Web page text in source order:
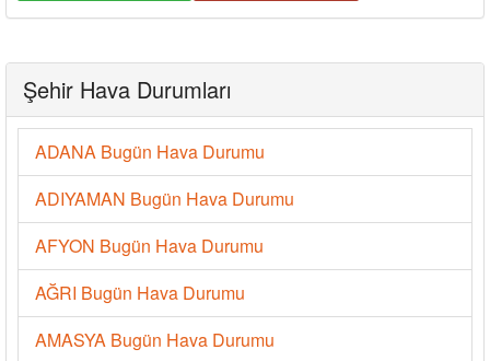
Şehir Hava Durumları
ADANA Bugün Hava Durumu
ADIYAMAN Bugün Hava Durumu
AFYON Bugün Hava Durumu
AĞRI Bugün Hava Durumu
AMASYA Bugün Hava Durumu